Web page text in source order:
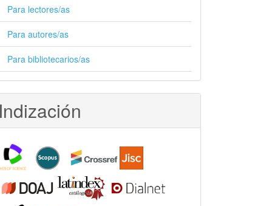
Para lectores/as
Para autores/as
Para bibliotecarios/as
Indización